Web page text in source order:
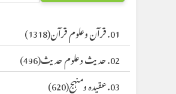
01. قرآن وعلوم قرآن
(1318)
02. حدیث وعلوم حدیث
(496)
03. عقیدہ ومنہج
(620)